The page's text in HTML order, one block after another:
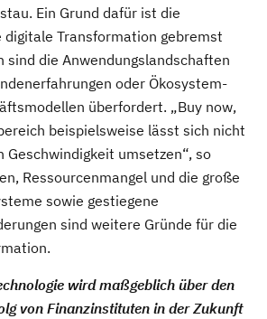
Ein Grund dafür ist die
digitale Transformation gebremst
sind die Anwendungslandschaften
oder Ökosystem-
überfordert. „Buy now,
beispielsweise lässt sich nicht
Geschwindigkeit umsetzen“, so
Ressourcenmangel und die große
sowie gestiegene
sind weitere Gründe für die
wird maßgeblich über den
von Finanzinstituten in der Zukunft